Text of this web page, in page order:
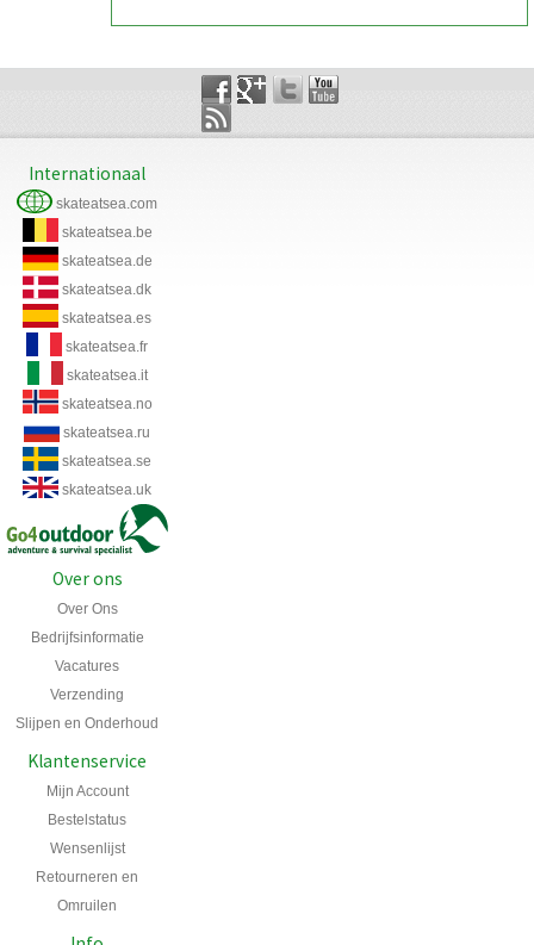
Internationaal
skateatsea.com
skateatsea.be
skateatsea.de
skateatsea.dk
skateatsea.es
skateatsea.fr
skateatsea.it
skateatsea.no
skateatsea.ru
skateatsea.se
skateatsea.uk
Over ons
Over Ons
Bedrijfsinformatie
Vacatures
Verzending
Slijpen en Onderhoud
Klantenservice
Mijn Account
Bestelstatus
Wensenlijst
Retourneren en
Omruilen